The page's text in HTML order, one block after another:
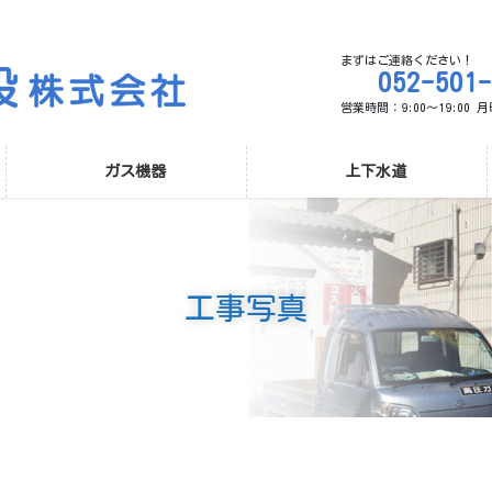
まずはご連絡ください！
052-
営業時間：9:00～19:00 月
ガス機器 上下水道
工事写真